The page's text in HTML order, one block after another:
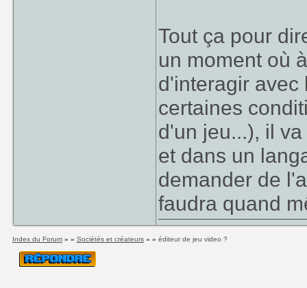
Tout ça pour
un moment où
d'interagir avec
certaines
d'un jeu...), il
et dans un
demander de
faudra quand
Index du Forum» » Sociétés et créateurs» » éditeur de jeu video ?